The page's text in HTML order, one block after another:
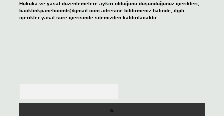
Hukuka ve yasal düzenlemelere aykırı olduğunu düşündüğünüz içerikleri,
backlinkpanelicomtr@gmail.comadresine bildirmeniz halinde, ilgili
içerikler yasal süre içerisinde sitemizden kaldırılacaktır.